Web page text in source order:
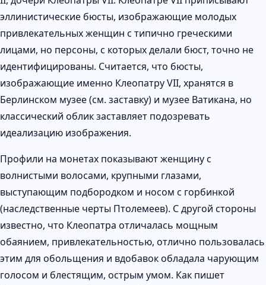
эллинистические бюсты, изображающие молодых
привлекательных женщин с типично греческими
лицами, но персоны, с которых делали бюст, точно не
идентифицированы. Считается, что бюсты,
изображающие именно Клеопатру VII, хранятся в
Берлинском музее (см. заставку) и музее Ватикана, но
классический облик заставляет подозревать
идеализацию изображения.
Профили на монетах показывают женщину с
волнистыми волосами, крупными глазами,
выступающим подбородком и носом с горбинкой
(наследственные черты Птолемеев). С другой стороны
известно, что Клеопатра отличалась мощным
обаянием, привлекательностью, отлично пользовалась
этим для обольщения и вдобавок обладала чарующим
голосом и блестящим, острым умом. Как пишет